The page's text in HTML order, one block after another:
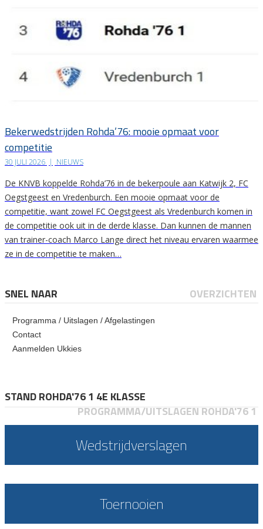
Bekerwedstrijden Rohda’76: mooie opmaat voor
competitie
30 JULI 2026 | NIEUWS
De KNVB koppelde Rohda’76 in de bekerpoule aan Katwijk 2, FC
Oegstgeest en Vredenburch. Een mooie opmaat voor de
competitie, want zowel FC Oegstgeest als Vredenburch komen in
de competitie ook uit in de derde klasse. Dan kunnen de mannen
van trainer-coach Marco Lange direct het niveau ervaren waarmee
ze in de competitie te maken…
SNEL NAAR OVERZICHTEN
Programma / Uitslagen / Afgelastingen
Contact
Aanmelden Ukkies
STAND ROHDA'76 1 4E KLASSE
PROGRAMMA/UITSLAGEN ROHDA'76 1
Wedstrijdverslagen
Toernooien